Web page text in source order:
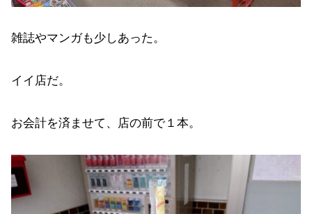
雑誌やマンガも少しあった。
イイ店だ。
お会計を済ませて、店の前で１本。